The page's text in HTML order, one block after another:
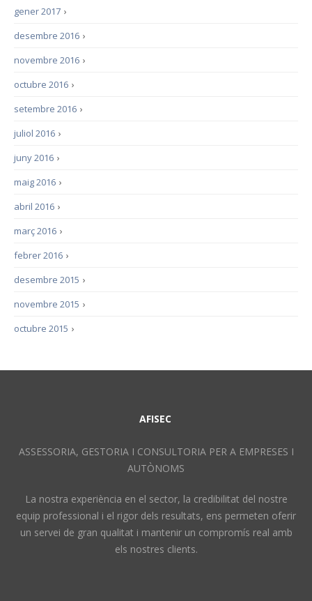
›
gener 2017
›
desembre 2016
›
novembre 2016
›
octubre 2016
›
setembre 2016
›
juliol 2016
›
juny 2016
›
maig 2016
›
abril 2016
›
març 2016
›
febrer 2016
›
desembre 2015
›
novembre 2015
›
octubre 2015
AFISEC
ASSESSORIA, GESTORIA I CONSULTORIA PER A EMPRESES I
AUTÒNOMS
La nostra experiència en el sector, la credibilitat del nostre
equip professional i el rigor dels resultats, ens permeten oferir
un servei de gran qualitat i mantenir un compromís real amb
els nostres clients.